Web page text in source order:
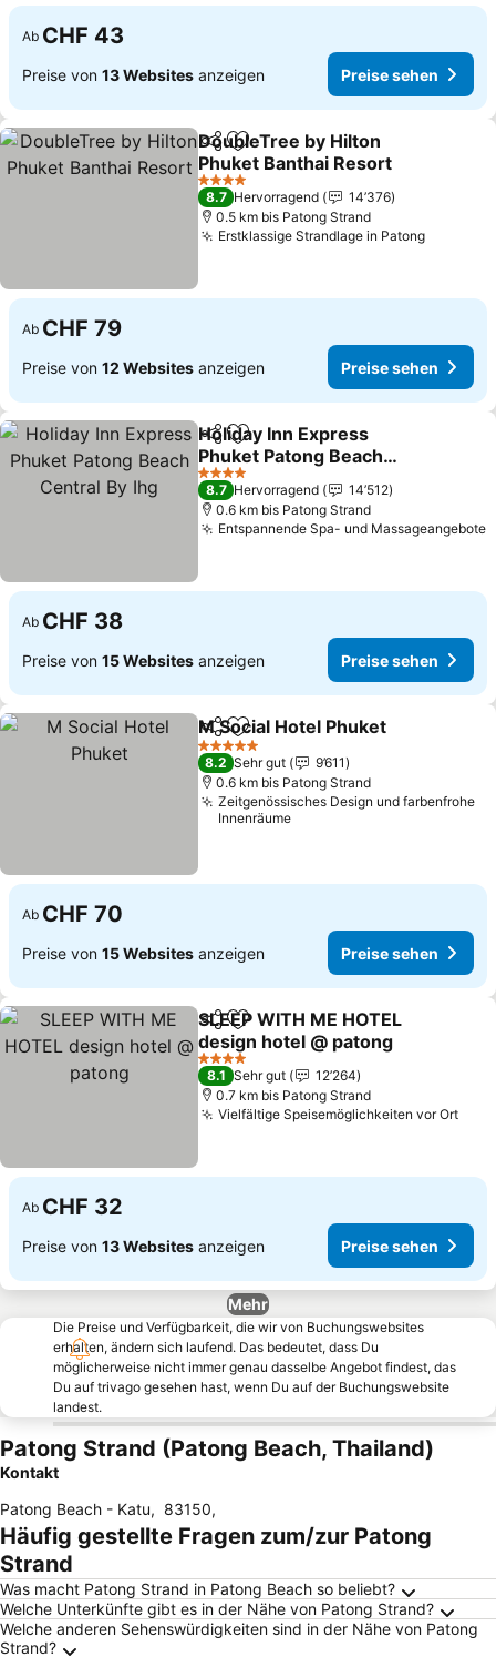
Ab CHF 43
Preise von 13 Websites anzeigen Preise sehen
TeilenZu Favoriten hinzufügen
DoubleTree by Hilton
Phuket Banthai Resort
Preise sehen
4 Sterne
8.7 Hervorragend
14’376
0.5 km bis Patong Strand
Erstklassige Strandlage in PatongPreise
Ab CHF 79
Preise von 12 Websites anzeigen Preise sehen
TeilenZu Favoriten hinzufügen
Holiday Inn Express
Phuket Patong Beach
Central By Ihg
Preise sehen
4 Sterne
8.7 Hervorragend
14’512
0.6 km bis Patong Strand
Entspannende Spa- und Massageangebote
Ab CHF 38
Preise von 15 Websites anzeigen Preise sehen
TeilenZu Favoriten hinzufügen
M Social Hotel Phuket
5 Sterne
8.2 Sehr gut
9’611
0.6 km bis Patong Strand
Zeitgenössisches Design und farbenfrohe
Innenräume
Ab CHF 70
Preise von 15 Websites anzeigen Preise sehen
TeilenZu Favoriten hinzufügen
SLEEP WITH ME HOTEL
design hotel @ patong
Preise sehen
4 Sterne
8.1 Sehr gut
12’264
0.7 km bis Patong Strand
Vielfältige Speisemöglichkeiten vor Ort
Ab CHF 32
Preise von 13 Websites anzeigen Preise sehen
Mehr
Die Preise und Verfügbarkeit, die wir von Buchungswebsites
erhalten, ändern sich laufend. Das bedeutet, dass Du
möglicherweise nicht immer genau dasselbe Angebot findest, das
Du auf trivago gesehen hast, wenn Du auf der Buchungswebsite
landest.
Patong Strand (Patong Beach, Thailand)
Kontakt
Patong Beach - Katu, 83150,
Häufig gestellte Fragen zum/zur Patong
Strand
Was macht Patong Strand in Patong Beach so beliebt?
Welche Unterkünfte gibt es in der Nähe von Patong Strand?
Welche anderen Sehenswürdigkeiten sind in der Nähe von Patong
Strand?